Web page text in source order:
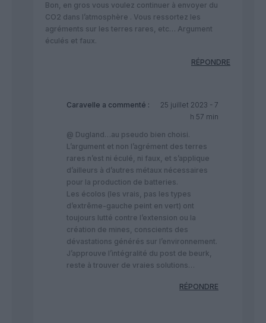
Bon, en gros vous voulez continuer à envoyer du
CO2 dans l’atmosphère . Vous ressortez les
agréments sur les terres rares, etc… Argument
éculés et faux.
RÉPONDRE
Caravelle a commenté :
25 juillet 2023 - 7
h 57 min
@ Dugland…au pseudo bien choisi.
L’argument et non l’agrément des terres
rares n’est ni éculé, ni faux, et s’applique
d’ailleurs à d’autres métaux nécessaires
pour la production de batteries.
Les écolos (les vrais, pas les types
d’extrême-gauche peint en vert) ont
toujours lutté contre l’extension ou la
création de mines, conscients des
dévastations générés sur l’environnement.
J’approuve l’intégralité du post de beurk,
reste à trouver de vraies solutions…
RÉPONDRE